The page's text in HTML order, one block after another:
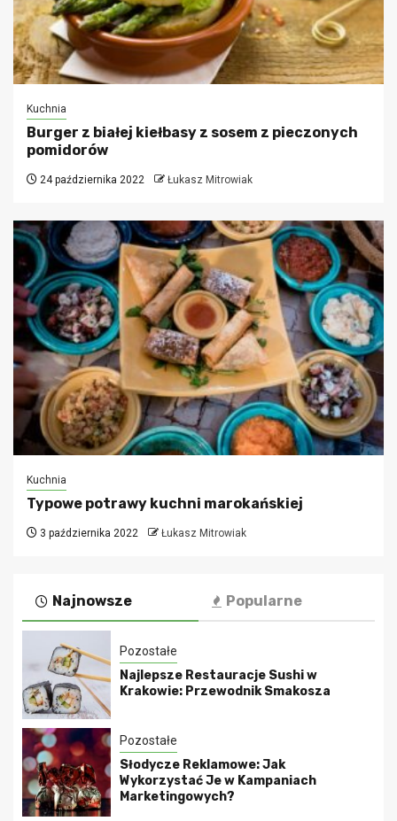
Kuchnia
Burger z białej kiełbasy z sosem z pieczonych
pomidorów
24 października 2022 Łukasz Mitrowiak
Kuchnia
Typowe potrawy kuchni marokańskiej
3 października 2022 Łukasz Mitrowiak
Najnowsze Popularne
Pozostałe
Najlepsze Restauracje Sushi w
Krakowie: Przewodnik Smakosza
Pozostałe
Słodycze Reklamowe: Jak
Wykorzystać Je w Kampaniach
Marketingowych?